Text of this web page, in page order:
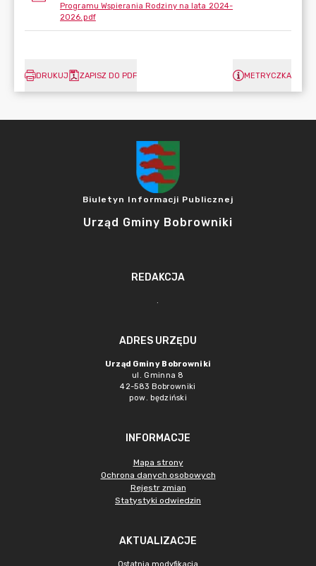
Programu Wspierania Rodziny na lata 2024-
2026.pdf
DRUKUJ ZAPISZ DO PDF METRYCZKA
Biuletyn Informacji Publicznej
Urząd Gminy Bobrowniki
REDAKCJA
.
ADRES URZĘDU
Urząd Gminy Bobrowniki
ul. Gminna 8
42-583 Bobrowniki
pow. będziński
INFORMACJE
Mapa strony
Ochrona danych osobowych
Rejestr zmian
Statystyki odwiedzin
AKTUALIZACJE